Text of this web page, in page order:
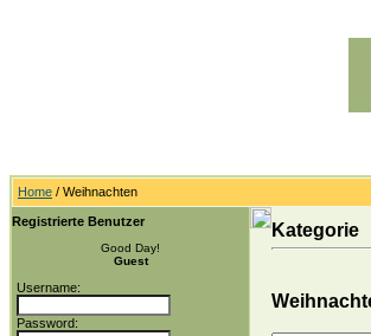
Home / Weihnachten
Registrierte Benutzer
Good Day!
Guest
Username:
Password:
Kategorie